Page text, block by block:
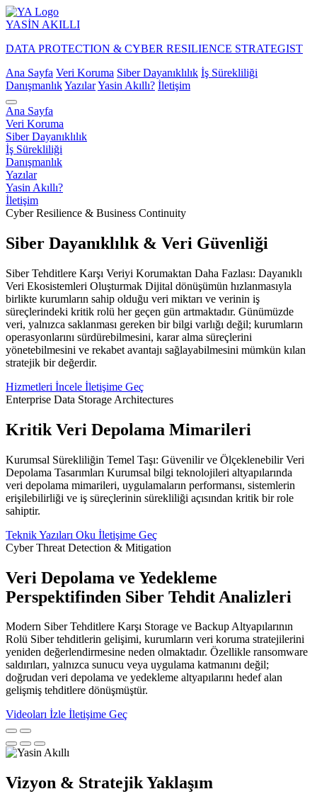
YASİN AKILLI
DATA PROTECTION & CYBER RESILIENCE STRATEGIST
Ana Sayfa Veri Koruma Siber Dayanıklılık İş Sürekliliği
DanışmanlıkYazılarYasin Akıllı? İletişim
Ana Sayfa
Veri Koruma
Siber Dayanıklılık
İş Sürekliliği
Danışmanlık
Yazılar
Yasin Akıllı?
İletişim
Cyber Resilience & Business Continuity
Siber Dayanıklılık & Veri Güvenliği
Siber Tehditlere Karşı Veriyi Korumaktan Daha Fazlası: Dayanıklı
Veri Ekosistemleri Oluşturmak Dijital dönüşümün hızlanmasıyla
birlikte kurumların sahip olduğu veri miktarı ve verinin iş
süreçlerindeki kritik rolü her geçen gün artmaktadır. Günümüzde
veri, yalnızca saklanması gereken bir bilgi varlığı değil; kurumların
operasyonlarını sürdürebilmesini, karar alma süreçlerini
yönetebilmesini ve rekabet avantajı sağlayabilmesini mümkün kılan
stratejik bir değerdir.
Hizmetleri İncele İletişime Geç
Enterprise Data Storage Architectures
Kritik Veri Depolama Mimarileri
Kurumsal Sürekliliğin Temel Taşı: Güvenilir ve Ölçeklenebilir Veri
Depolama Tasarımları Kurumsal bilgi teknolojileri altyapılarında
veri depolama mimarileri, uygulamaların performansı, sistemlerin
erişilebilirliği ve iş süreçlerinin sürekliliği açısından kritik bir role
sahiptir.
Teknik Yazıları Oku İletişime Geç
Cyber Threat Detection & Mitigation
Veri Depolama ve Yedekleme
Perspektifinden Siber Tehdit Analizleri
Modern Siber Tehditlere Karşı Storage ve Backup Altyapılarının
Rolü Siber tehditlerin gelişimi, kurumların veri koruma stratejilerini
yeniden değerlendirmesine neden olmaktadır. Özellikle ransomware
saldırıları, yalnızca sunucu veya uygulama katmanını değil;
doğrudan veri depolama ve yedekleme altyapılarını hedef alan
gelişmiş tehditlere dönüşmüştür.
Videoları İzle İletişime Geç
Vizyon & Stratejik Yaklaşım